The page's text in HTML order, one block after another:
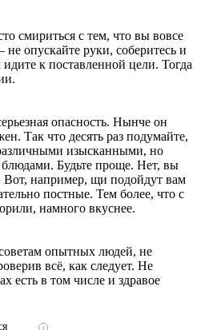
смириться с тем, что вы вовсе
опускайте руки, соберитесь и
к поставленной цели. Тогда
опасность. Нынче он
Так что десять раз подумайте,
изысканными, но
Будьте проще. Нет, вы
например, щи подойдут вам
постные. Тем более, что с
намного вкуснее.
опытных людей, не
всё, как следует. Не
есть в том числе и здравое
на
Что
когда
i